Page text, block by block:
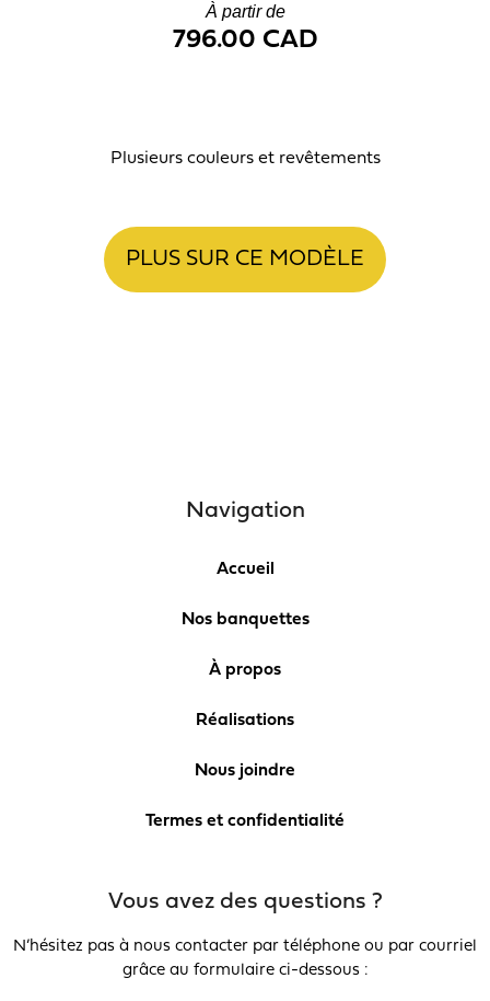
À partir de
796.00 CAD
Plusieurs couleurs et revêtements
PLUS SUR CE MODÈLE
Navigation
Accueil
Nos banquettes
À propos
Réalisations
Nous joindre
Termes et confidentialité
Vous avez des questions ?
N’hésitez pas à nous contacter par téléphone ou par courriel
grâce au formulaire ci-dessous :